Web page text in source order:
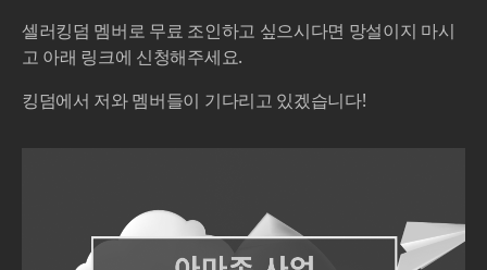
셀러킹덤 멤버로 무료 조인하고 싶으시다면 망설이지 마시
고 아래 링크에 신청해주세요.
킹덤에서 저와 멤버들이 기다리고 있겠습니다!